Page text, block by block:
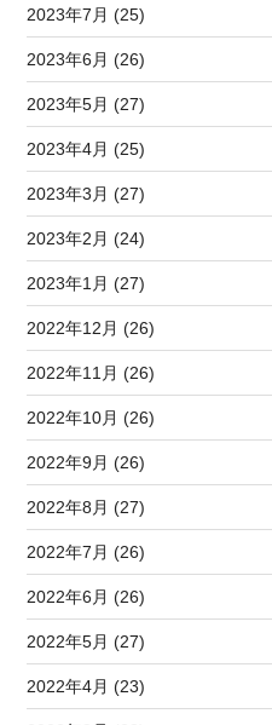
2023年7月 (25)
2023年6月 (26)
2023年5月 (27)
2023年4月 (25)
2023年3月 (27)
2023年2月 (24)
2023年1月 (27)
2022年12月 (26)
2022年11月 (26)
2022年10月 (26)
2022年9月 (26)
2022年8月 (27)
2022年7月 (26)
2022年6月 (26)
2022年5月 (27)
2022年4月 (23)